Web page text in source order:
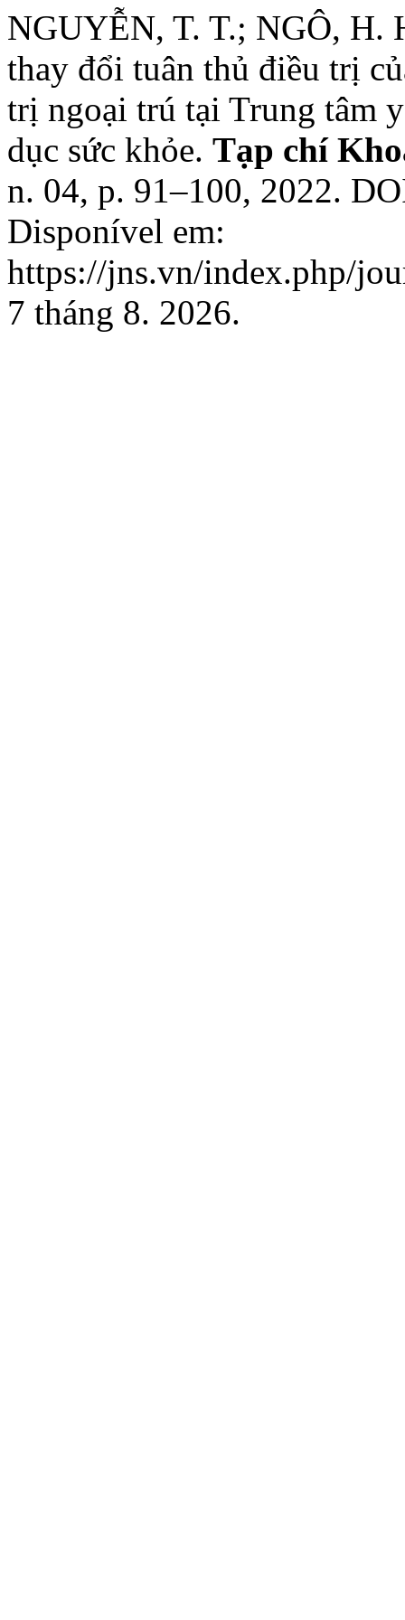
NGUYỄN, T. T.; NGÔ, H.
thay đổi tuân thủ điều trị
trị ngoại trú tại Trung tâm
dục sức khỏe. Tạp chí
n. 04, p. 91–100, 2022.
Disponível em:
https://jns.vn/index.php/
7 tháng 8. 2026.